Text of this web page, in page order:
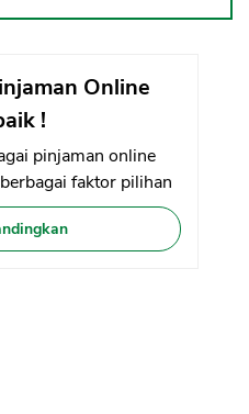
Online
!
pinjaman online
faktor pilihan